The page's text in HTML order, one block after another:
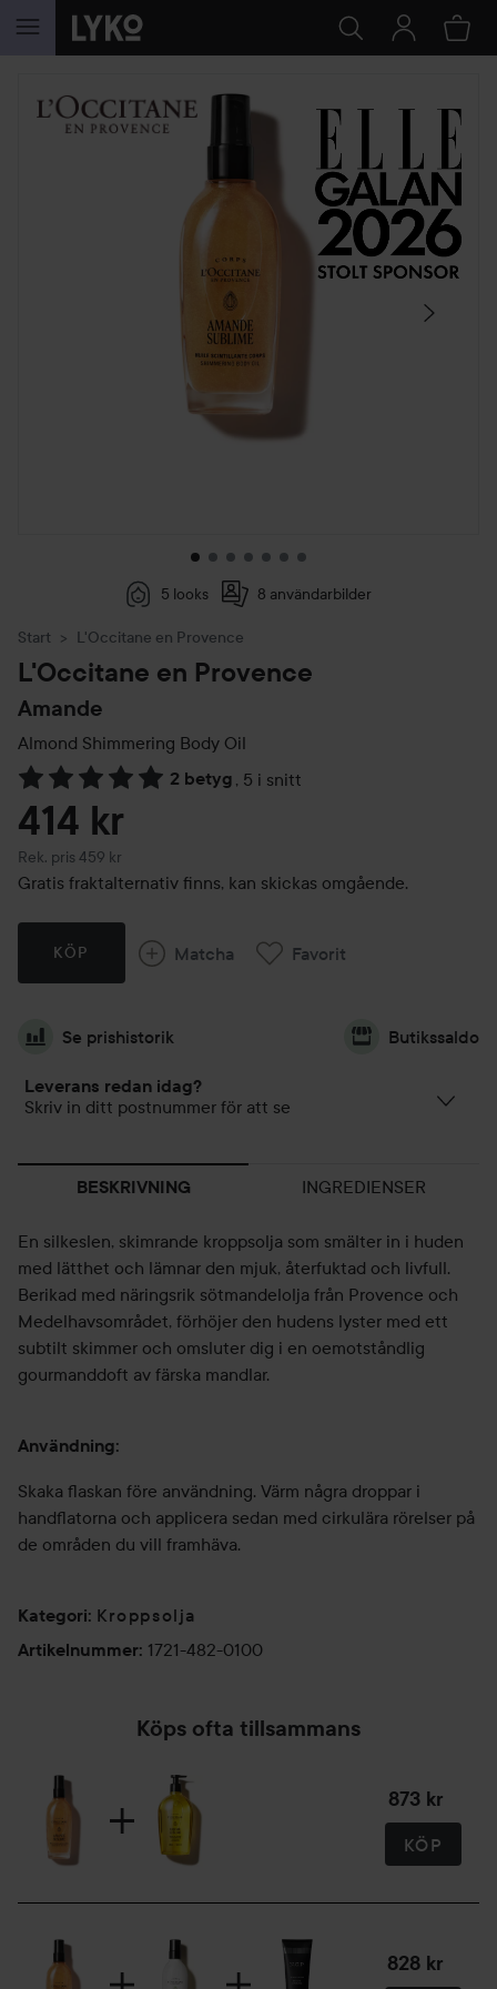
HOPPA TILL INNEHÅLLET
HOPPA ÖVER SEKTIONEN
5 looks 8 användarbilder
Start L'Occitane en Provence
L'Occitane en Provence
Amande
Almond Shimmering Body Oil
2 betyg , 5 i snitt
Hoppa till Betyg & kommentarer
414 kr
Rek. pris 459 kr
Rekommenderat pris 459 kr
Gratis fraktalternativ finns, kan skickas omgående.
KÖP Matcha Favorit
Se prishistorik Butikssaldo
Leverans redan idag?
Skriv in ditt postnummer för att se
BESKRIVNING INGREDIENSER
En silkeslen, skimrande kroppsolja som smälter in i huden
med lätthet och lämnar den mjuk, återfuktad och livfull.
Berikad med näringsrik sötmandelolja från Provence och
Medelhavsområdet, förhöjer den hudens lyster med ett
subtilt skimmer och omsluter dig i en oemotståndlig
gourmanddoft av färska mandlar.
Användning:
Skaka flaskan före användning. Värm några droppar i
handflatorna och applicera sedan med cirkulära rörelser på
de områden du vill framhäva.
Kategori: Kroppsolja
Artikelnummer: 1721-482-0100
Köps ofta tillsammans
873 kr
KÖP
828 kr